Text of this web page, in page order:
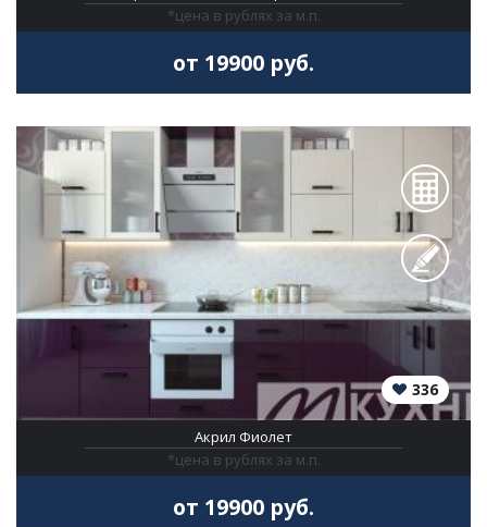
*цена в рублях за м.п.
от 19900 руб.
336
Акрил Фиолет
*цена в рублях за м.п.
от 19900 руб.